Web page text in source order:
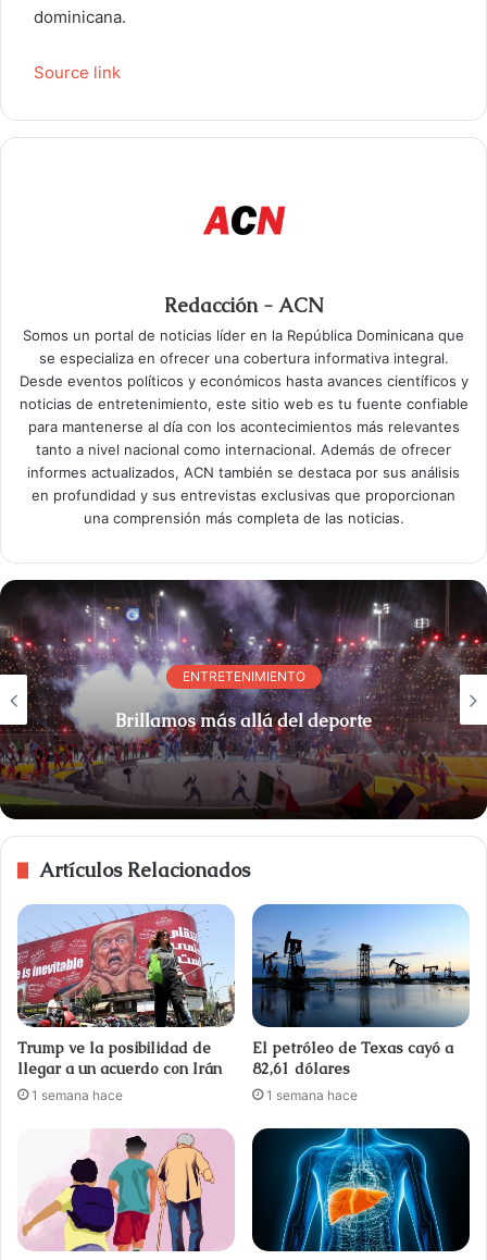
dominicana.
Source link
Redacción - ACN
Somos un portal de noticias líder en la República Dominicana que
se especializa en ofrecer una cobertura informativa integral.
Desde eventos políticos y económicos hasta avances científicos y
noticias de entretenimiento, este sitio web es tu fuente confiable
para mantenerse al día con los acontecimientos más relevantes
tanto a nivel nacional como internacional. Además de ofrecer
informes actualizados, ACN también se destaca por sus análisis
en profundidad y sus entrevistas exclusivas que proporcionan
una comprensión más completa de las noticias.
ENTRETENIMIENTO
Brillamos más allá del deporte
Artículos Relacionados
Trump ve la posibilidad de
llegar a un acuerdo con Irán
1 semana hace
El petróleo de Texas cayó a
82,61 dólares
1 semana hace